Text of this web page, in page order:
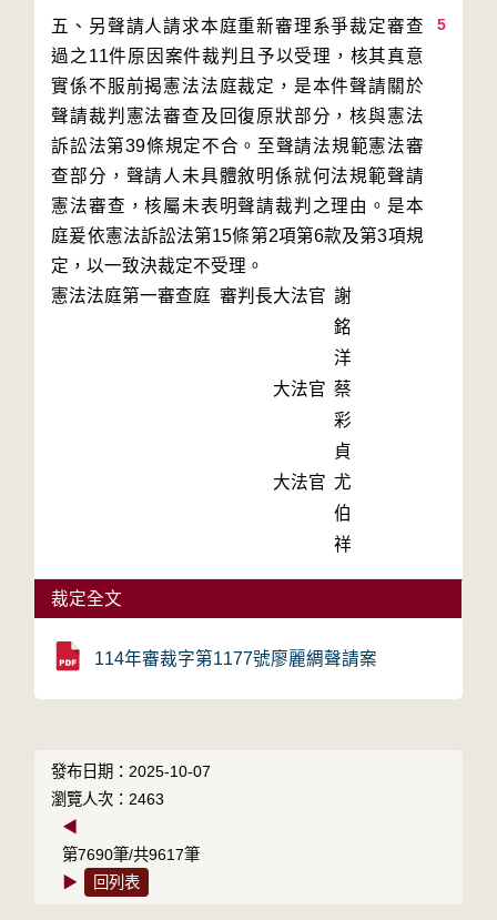
5
五、另聲請人請求本庭重新審理系爭裁定審查
過之11件原因案件裁判且予以受理，核其真意
實係不服前揭憲法法庭裁定，是本件聲請關於
聲請裁判憲法審查及回復原狀部分，核與憲法
訴訟法第39條規定不合。至聲請法規範憲法審
查部分，聲請人未具體敘明係就何法規範聲請
憲法審查，核屬未表明聲請裁判之理由。是本
庭爰依憲法訴訟法第15條第2項第6款及第3項規
定，以一致決裁定不受理。
憲法法庭第一審查庭 審判長大法官 謝
銘
洋
大法官 蔡
彩
貞
大法官 尤
伯
祥
裁定全文
114年審裁字第1177號廖麗綢聲請案
發布日期：2025-10-07
瀏覽人次：2463
◀
第7690筆/共9617筆
▶
回列表